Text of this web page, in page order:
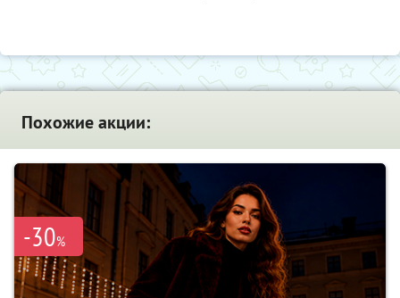
Похожие акции:
-30%